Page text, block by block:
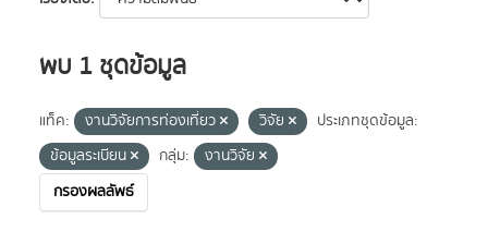
พบ 1 ชุดข้อมูล
แท็ค: งานวิจัยการท่องเที่ยว วิจัย
ประเภทชุดข้อมูล:
ข้อมูลระเบียน
กลุ่ม:
งานวิจัย
กรองผลลัพธ์